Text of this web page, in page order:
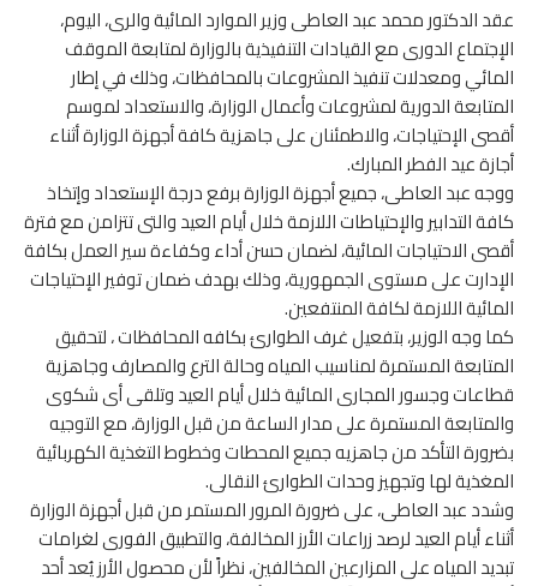
عقد الدكتور محمد عبد العاطى وزير الموارد المائية والرى، اليوم،
الإجتماع الدورى مع القيادات التنفيذية بالوزارة لمتابعة الموقف
المائي ومعدلات تنفيذ المشروعات بالمحافظات، وذلك في إطار
المتابعة الدورية لمشروعات وأعمال الوزارة، والاستعداد لموسم
أقصى الإحتياجات، والاطمئنان على جاهزية كافة أجهزة الوزارة أثناء
أجازة عيد الفطر المبارك.
ووجه عبد العاطى، جميع أجهزة الوزارة برفع درجة الإستعداد وإتخاذ
كافة التدابير والإحتياطات اللازمة خلال أيام العيد والتى تتزامن مع فترة
أقصى الاحتياجات المائية، لضمان حسن أداء وكفاءة سير العمل بكافة
الإدارت على مستوى الجمهورية، وذلك بهدف ضمان توفير الإحتياجات
المائية اللازمة لكافة المنتفعين.
كما وجه الوزير، بتفعيل غرف الطوارئ بكافه المحافظات ، لتحقيق
المتابعة المستمرة لمناسيب المياه وحالة الترع والمصارف وجاهزية
قطاعات وجسور المجارى المائية خلال أيام العيد وتلقى أى شكوى
والمتابعة المستمرة على مدار الساعة من قبل الوزارة، مع التوجيه
بضرورة التأكد من جاهزيه جميع المحطات وخطوط التغذية الكهربائية
المغذية لها وتجهيز وحدات الطوارئ النقالى.
وشدد عبد العاطى، على ضرورة المرور المستمر من قبل أجهزة الوزارة
أثناء أيام العيد لرصد زراعات الأرز المخالفة، والتطبيق الفورى لغرامات
تبديد المياه على المزارعين المخالفين، نظراً لأن محصول الأرز يُعد أحد